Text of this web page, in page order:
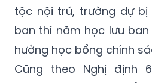
hưởng theo số tháng
Đối với học sinh các
tộc nội trú, trường dự bị
ban thì năm học lưu